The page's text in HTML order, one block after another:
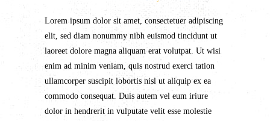
Lorem ipsum dolor sit amet, consectetuer adipiscing
elit, sed diam nonummy nibh euismod tincidunt ut
laoreet dolore magna aliquam erat volutpat. Ut wisi
enim ad minim veniam, quis nostrud exerci tation
ullamcorper suscipit lobortis nisl ut aliquip ex ea
commodo consequat. Duis autem vel eum iriure
dolor in hendrerit in vulputate velit esse molestie